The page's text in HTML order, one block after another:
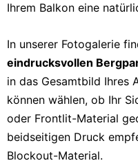
Ihrem Balkon eine
In unserer Fotogalerie
eindrucksvollen
in das Gesamtbild Ihres
können wählen, ob Ihr
oder Frontlit-Material
beidseitigen Druck
Blockout-Material.